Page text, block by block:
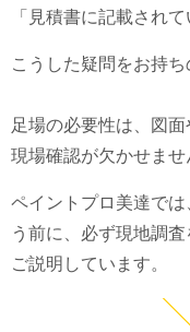
「見積書に記載され
こうした疑問をお持
足場の必要性は、図
現場確認が欠かせませ
ペイントプロ美達で
う前に、必ず現地調
ご説明しています。